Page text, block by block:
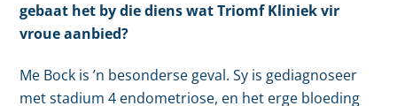
gebaat het by die diens wat Triomf Kliniek vir
vroue aanbied?
Me Bock is ’n besonderse geval. Sy is gediagnoseer
met stadium 4 endometriose, en het erge bloeding